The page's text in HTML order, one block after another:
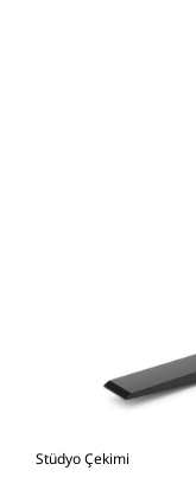
Stüdyo Çekimi